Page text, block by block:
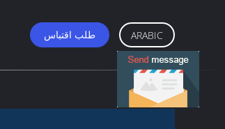
طلب اقتباس ARABIC